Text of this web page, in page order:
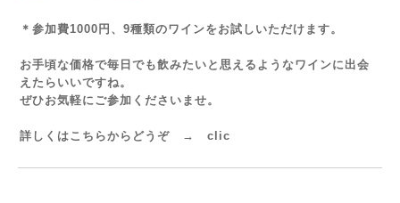
＊参加費1000円、9種類のワインをお試しいただけます。
お手頃な価格で毎日でも飲みたいと思えるようなワインに出会
えたらいいですね。
ぜひお気軽にご参加くださいませ。
詳しくはこちらからどうぞ → clic